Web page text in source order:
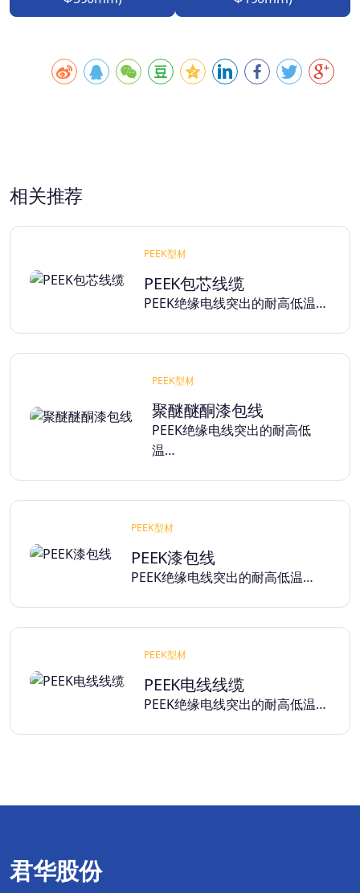
相关推荐
PEEK型材
PEEK包芯线缆
PEEK绝缘电线突出的耐高低温…
PEEK型材
聚醚醚酮漆包线
PEEK绝缘电线突出的耐高低
温…
PEEK型材
PEEK漆包线
PEEK绝缘电线突出的耐高低温…
PEEK型材
PEEK电线线缆
PEEK绝缘电线突出的耐高低温…
君华股份